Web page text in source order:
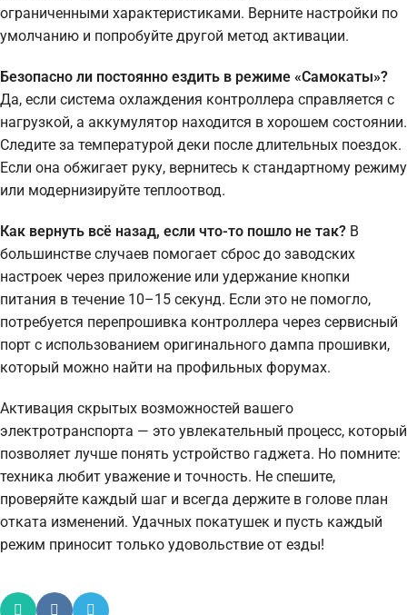
ограниченными характеристиками. Верните настройки по
умолчанию и попробуйте другой метод активации.
Безопасно ли постоянно ездить в режиме «Самокаты»?
Да, если система охлаждения контроллера справляется с
нагрузкой, а аккумулятор находится в хорошем состоянии.
Следите за температурой деки после длительных поездок.
Если она обжигает руку, вернитесь к стандартному режиму
или модернизируйте теплоотвод.
Как вернуть всё назад, если что-то пошло не так? В
большинстве случаев помогает сброс до заводских
настроек через приложение или удержание кнопки
питания в течение 10–15 секунд. Если это не помогло,
потребуется перепрошивка контроллера через сервисный
порт с использованием оригинального дампа прошивки,
который можно найти на профильных форумах.
Активация скрытых возможностей вашего
электротранспорта — это увлекательный процесс, который
позволяет лучше понять устройство гаджета. Но помните:
техника любит уважение и точность. Не спешите,
проверяйте каждый шаг и всегда держите в голове план
отката изменений. Удачных покатушек и пусть каждый
режим приносит только удовольствие от езды!